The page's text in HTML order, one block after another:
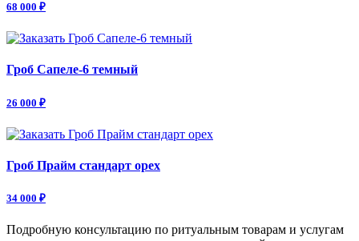
68 000 ₽
Гроб Сапеле-6 темный
26 000 ₽
Гроб Прайм стандарт орех
34 000 ₽
Подробную консультацию по ритуальным товарам и услугам